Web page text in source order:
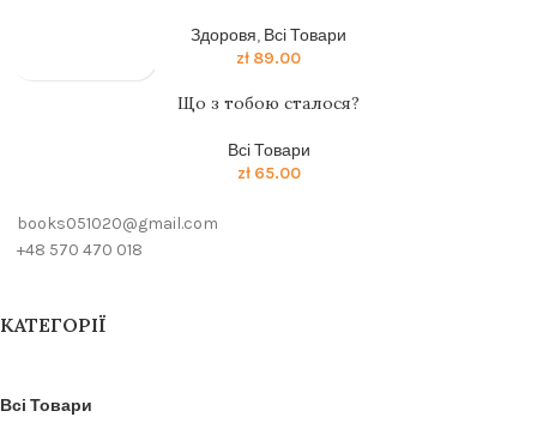
Здоровя, Всі Товари
zł 89.00
Що з тобою сталося?
Всі Товари
zł65.00
books051020@gmail.com
+48 570 470 018
КАТЕГОРІЇ
Всі Товари